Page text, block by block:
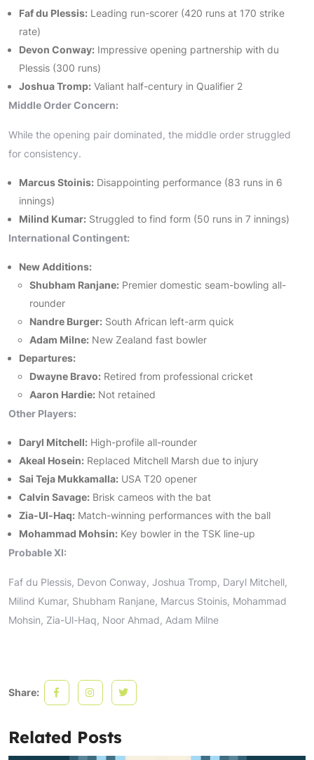
Faf du Plessis: Leading run-scorer (420 runs at 170 strike
rate)
Devon Conway: Impressive opening partnership with du
Plessis (300 runs)
Joshua Tromp: Valiant half-century in Qualifier 2
Middle Order Concern:
While the opening pair dominated, the middle order struggled
for consistency.
Marcus Stoinis: Disappointing performance (83 runs in 6
innings)
Milind Kumar: Struggled to find form (50 runs in 7 innings)
International Contingent:
New Additions:
Shubham Ranjane: Premier domestic seam-bowling all-
rounder
Nandre Burger: South African left-arm quick
Adam Milne: New Zealand fast bowler
Departures:
Dwayne Bravo: Retired from professional cricket
Aaron Hardie: Not retained
Other Players:
Daryl Mitchell: High-profile all-rounder
Akeal Hosein: Replaced Mitchell Marsh due to injury
Sai Teja Mukkamalla: USA T20 opener
Calvin Savage: Brisk cameos with the bat
Zia-Ul-Haq: Match-winning performances with the ball
Mohammad Mohsin: Key bowler in the TSK line-up
Probable XI:
Faf du Plessis, Devon Conway, Joshua Tromp, Daryl Mitchell,
Milind Kumar, Shubham Ranjane, Marcus Stoinis, Mohammad
Mohsin, Zia-Ul-Haq, Noor Ahmad, Adam Milne
Share:
Related Posts